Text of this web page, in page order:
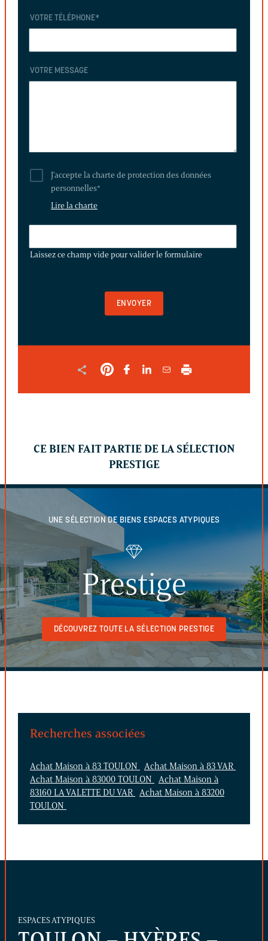
VOTRE TÉLÉPHONE*
VOTRE MESSAGE
J'accepte la charte de protection des données
personnelles*
Lire la charte
CHAMP
Laissez ce champ vide pour valider le formulaire
CE BIEN FAIT PARTIE DE LA SÉLECTION
PRESTIGE
UNE SÉLECTION DE BIENS ESPACES ATYPIQUES
Prestige
DÉCOUVREZ TOUTE LA SÉLECTION PRESTIGE
Recherches associées
Achat Maison à 83 TOULON
Achat Maison à 83 VAR
Achat Maison à 83000 TOULON
Achat Maison à
83160 LA VALETTE DU VAR Achat Maison à 83200
TOULON
ESPACES ATYPIQUES